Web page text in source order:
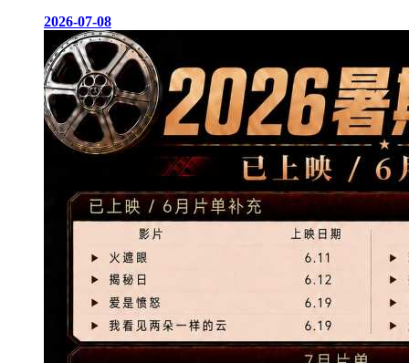
2026-07-08